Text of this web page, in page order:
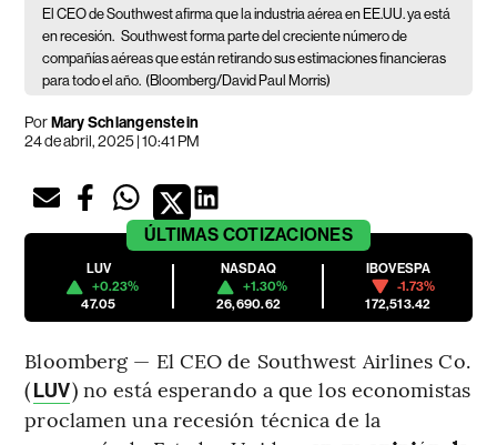
El CEO de Southwest afirma que la industria aérea en EE.UU. ya está
en recesión. Southwest forma parte del creciente número de
compañías aéreas que están retirando sus estimaciones financieras
para todo el año. (Bloomberg/David Paul Morris)
PorMary Schlangenstein
24 de abril, 2025 | 10:41 PM
ÚLTIMAS COTIZACIONES
LUV
+0.23%
47.05
NASDAQ
+1.30%
26,690.62
IBOVESPA
-1.73%
172,513.42
Bloomberg — El CEO de Southwest Airlines Co.
(LUV) no está esperando a que los economistas
proclamen una recesión técnica de la